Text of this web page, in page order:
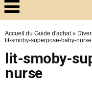
Accueil du Guide d'achat»
lit-smoby-superpose-baby-nurse
lit-smoby-
nurse